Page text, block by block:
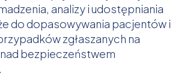
analizy i udostępniania
do dopasowywania pacjentów i
zgłaszanych na
bezpieczeństwem